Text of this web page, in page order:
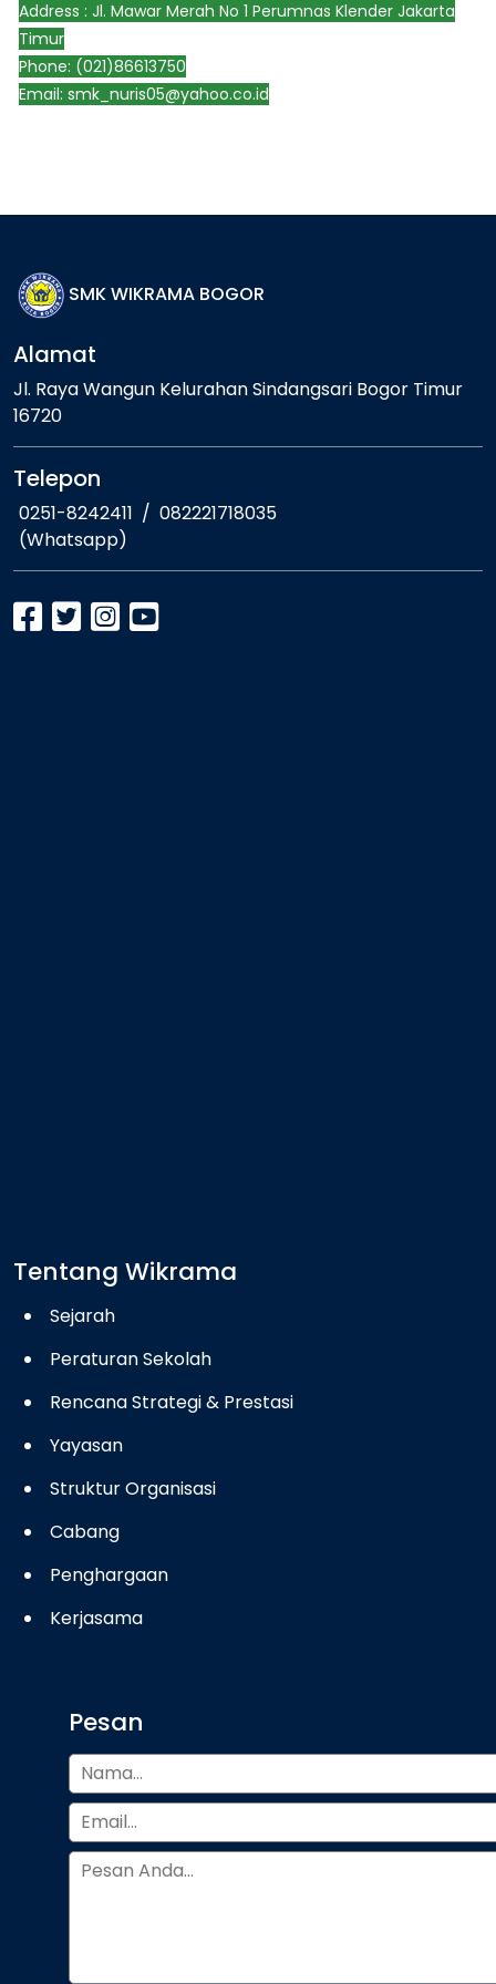
Address : Jl. Mawar Merah No 1 Perumnas Klender Jakarta
Timur
Phone: (021)86613750
Email: smk_nuris05@yahoo.co.id
SMK WIKRAMA BOGOR
Alamat
Jl. Raya Wangun Kelurahan Sindangsari Bogor Timur
16720
Telepon
0251-8242411 / 082221718035
(Whatsapp)
Tentang Wikrama
Sejarah
Peraturan Sekolah
Rencana Strategi & Prestasi
Yayasan
Struktur Organisasi
Cabang
Penghargaan
Kerjasama
Pesan